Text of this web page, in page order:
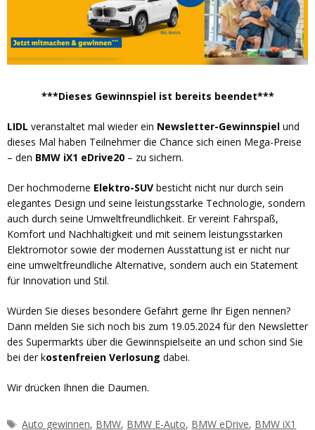
***Dieses Gewinnspiel ist bereits beendet***
LIDL veranstaltet mal wieder ein Newsletter-Gewinnspiel und
dieses Mal haben Teilnehmer die Chance sich einen Mega-Preise
– den BMW iX1 eDrive20 – zu sichern.
Der hochmoderne Elektro-SUV besticht nicht nur durch sein
elegantes Design und seine leistungsstarke Technologie, sondern
auch durch seine Umweltfreundlichkeit. Er vereint Fahrspaß,
Komfort und Nachhaltigkeit und mit seinem leistungsstarken
Elektromotor sowie der modernen Ausstattung ist er nicht nur
eine umweltfreundliche Alternative, sondern auch ein Statement
für Innovation und Stil.
Würden Sie dieses besondere Gefährt gerne Ihr Eigen nennen?
Dann melden Sie sich noch bis zum 19.05.2024 für den Newsletter
des Supermarkts über die Gewinnspielseite an und schon sind Sie
bei der kostenfreien Verlosung dabei.
Wir drücken Ihnen die Daumen.
Schlagwörter
Auto gewinnen, BMW, BMW E-Auto, BMW eDrive, BMW iX1